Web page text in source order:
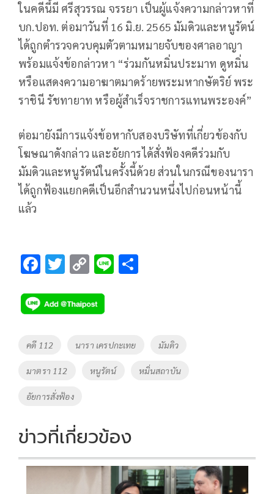
ในคดีนี้มี ศรีสุวรรณ จรรยา เป็นผู้แจ้งความกล่าวหาที่
บก.ปอท. ต่อมาวันที่ 16 มิ.ย. 2565 มัมดิวและหนูรัตน์
ได้ถูกตำรวจควบคุมตัวตามหมายจับของศาลอาญา
พร้อมแจ้งข้อกล่าวหา “ร่วมกันหมิ่นประมาท ดูหมิ่น
หรือแสดงความอาฆาตมาดร้ายพระมหากษัตริย์ พระ
ราชินี รัชทายาท หรือผู้สำเร็จราชการแทนพระองค์”
ต่อมายังมีการแจ้งข้อหากับสองบริษัทที่เกี่ยวข้องกับ
โฆษณาดังกล่าว และอัยการได้สั่งฟ้องคดีร่วมกับ
มัมดิวและหนูรัตน์ในครั้งนี้ด้วย ส่วนในกรณีของนารา
ได้ถูกฟ้องแยกคดีเป็นอีกสำนวนหนึ่งไปก่อนหน้านี้
แล้ว
F
e
b
o
k
T
tt
er
C
p
y
Li
k
Li
Tags
คดี 112 นารา เครปกะเทย มัมดิว
มาตรา 112 หนูรัตน์ หมิ่นสถาบัน
อัยการสั่งฟ้อง
ข่าวที่เกี่ยวข้อง